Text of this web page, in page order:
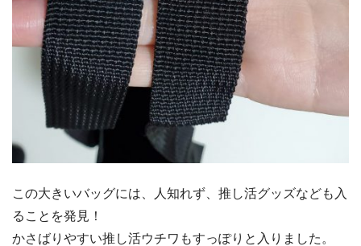
この大きいバッグには、人知れず、推し活グッズなども入
ることを発見！
かさばりやすい推し活ウチワもすっぽりと入りました。